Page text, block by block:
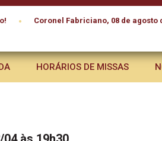
• Coronel Fabriciano, 08 de agosto
HORÁRIOS DE MISSAS